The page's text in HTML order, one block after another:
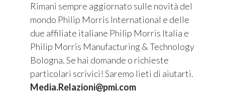
Rimani sempre aggiornato sulle novità del
mondo Philip Morris International e delle
due affiliate italiane Philip Morris Italia e
Philip Morris Manufacturing & Technology
Bologna. Se hai domande o richieste
particolari scrivici! Saremo lieti di aiutarti.
Media.Relazioni@pmi.com